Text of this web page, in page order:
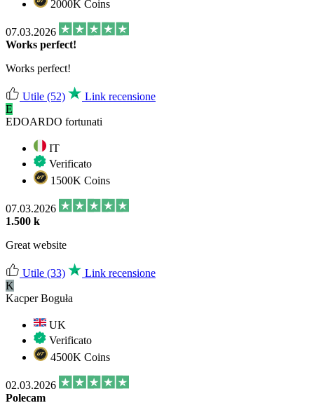
2000K Coins
07.03.2026
Works perfect!
Works perfect!
Utile (52)
Link recensione
E
EDOARDO fortunati
IT
Verificato
1500K Coins
07.03.2026
1.500 k
Great website
Utile (33)
Link recensione
K
Kacper Boguła
UK
Verificato
4500K Coins
02.03.2026
Polecam